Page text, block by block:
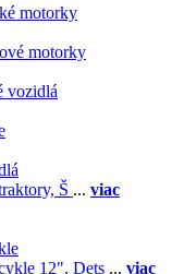
motorky
motorky
vozidlá
Š ... viac
12", Dets ... viac